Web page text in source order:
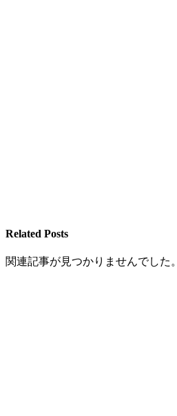
Related Posts
関連記事が見つかりませんでした。